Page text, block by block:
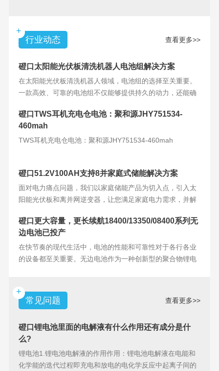
+
行业动态
查看更多>>
磴口太阳能光伏板清洗机器人电池组解决方案
在太阳能光伏板清洗机器人领域，电池组的选择至关重要。
一款高效、可靠的电池组不仅能够提供持久的动力，还能确
磴口TWS耳机充电仓电池：聚和源JHY751534-
460mah
TWS耳机充电仓电池：聚和源JHY751534-460mah
磴口51.2V100AH支持8并家庭式储能解决方案
面对电力痛点问题，我们以家庭储能产品为切入点，引入太
阳能光伏板和离并网逆变器，让您满足家庭电力需求，并解
磴口更大容量，更长续航18400/13350/08400系列无
边电池已投产
在快节奏的现代生活中，电池的性能和可靠性对于各行各业
的设备都至关重要。无边电池作为一种创新型的聚合物锂电
+
常见问题
查看更多>>
磴口锂电池里面的电解液有什么作用还有成分是什
么?
锂电池1.锂电池电解液的作用作用：锂电池电解液在电能和
化学能的迭代过程即充电和放电的电化学反应中起离子间的